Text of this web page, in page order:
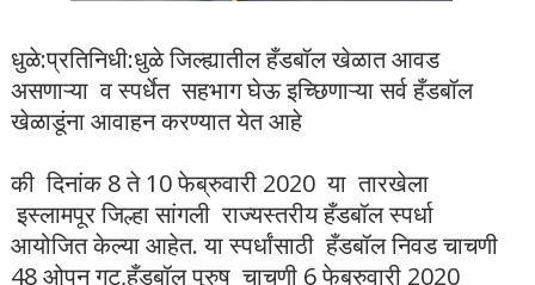
धुळे:प्रतिनिधी:धुळे जिल्ह्यातील हँडबॉल खेळात आवड
असणाऱ्या व स्पर्धेत सहभाग घेऊ इच्छिणाऱ्या सर्व हँडबॉल
खेळाडूंना आवाहन करण्यात येत आहे
की दिनांक 8 ते 10 फेब्रुवारी 2020 या तारखेला
इस्लामपूर जिल्हा सांगली राज्यस्तरीय हँडबॉल स्पर्धा
आयोजित केल्या आहेत. या स्पर्धांसाठी हँडबॉल निवड चाचणी
48 ओपन गट,हँडबॉल पुरुष चाचणी 6 फेब्रुवारी 2020